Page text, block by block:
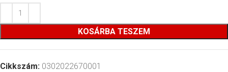
KOSÁRBA TESZEM
Cikkszám: 0302022670001